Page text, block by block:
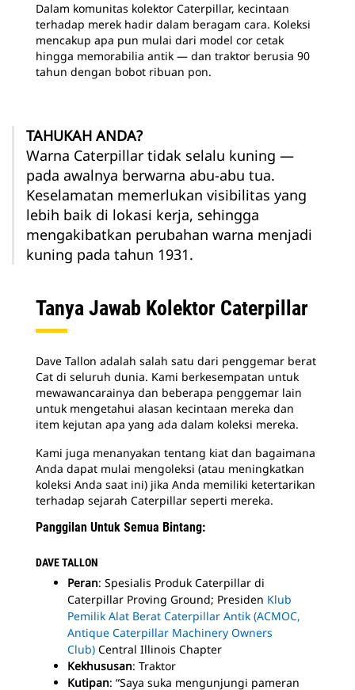
Dalam komunitas kolektor Caterpillar, kecintaan
terhadap merek hadir dalam beragam cara. Koleksi
mencakup apa pun mulai dari model cor cetak
hingga memorabilia antik — dan traktor berusia 90
tahun dengan bobot ribuan pon.
TAHUKAH ANDA?
Warna Caterpillar tidak selalu kuning —
pada awalnya berwarna abu-abu tua.
Keselamatan memerlukan visibilitas yang
lebih baik di lokasi kerja, sehingga
mengakibatkan perubahan warna menjadi
kuning pada tahun 1931.
Tanya Jawab Kolektor Caterpillar
Dave Tallon adalah salah satu dari penggemar berat
Cat di seluruh dunia. Kami berkesempatan untuk
mewawancarainya dan beberapa penggemar lain
untuk mengetahui alasan kecintaan mereka dan
item kejutan apa yang ada dalam koleksi mereka.
Kami juga menanyakan tentang kiat dan bagaimana
Anda dapat mulai mengoleksi (atau meningkatkan
koleksi Anda saat ini) jika Anda memiliki ketertarikan
terhadap sejarah Caterpillar seperti mereka.
Panggilan Untuk Semua Bintang:
DAVE TALLON
Peran: Spesialis Produk Caterpillar di
Caterpillar Proving Ground; Presiden Klub
Pemilik Alat Berat Caterpillar Antik (ACMOC,
Antique Caterpillar Machinery Owners
Club) Central Illinois Chapter
Kekhususan: Traktor
Kutipan: “Saya suka mengunjungi pameran